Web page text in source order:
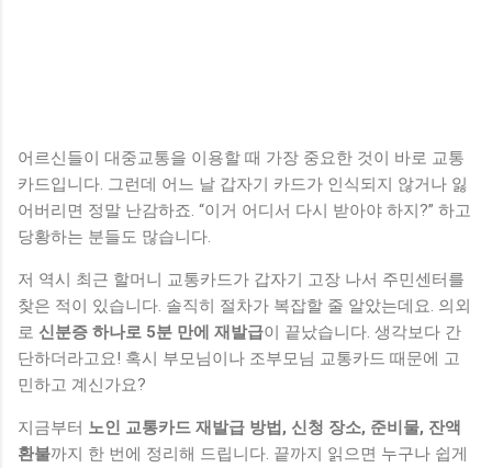
어르신들이 대중교통을 이용할 때 가장 중요한 것이 바로 교통
카드입니다. 그런데 어느 날 갑자기 카드가 인식되지 않거나 잃
어버리면 정말 난감하죠. “이거 어디서 다시 받아야 하지?” 하고
당황하는 분들도 많습니다.
저 역시 최근 할머니 교통카드가 갑자기 고장 나서 주민센터를
찾은 적이 있습니다. 솔직히 절차가 복잡할 줄 알았는데요. 의외
로 신분증 하나로 5분 만에 재발급이 끝났습니다. 생각보다 간
단하더라고요! 혹시 부모님이나 조부모님 교통카드 때문에 고
민하고 계신가요?
지금부터 노인 교통카드 재발급 방법, 신청 장소, 준비물, 잔액
환불까지 한 번에 정리해 드립니다. 끝까지 읽으면 누구나 쉽게